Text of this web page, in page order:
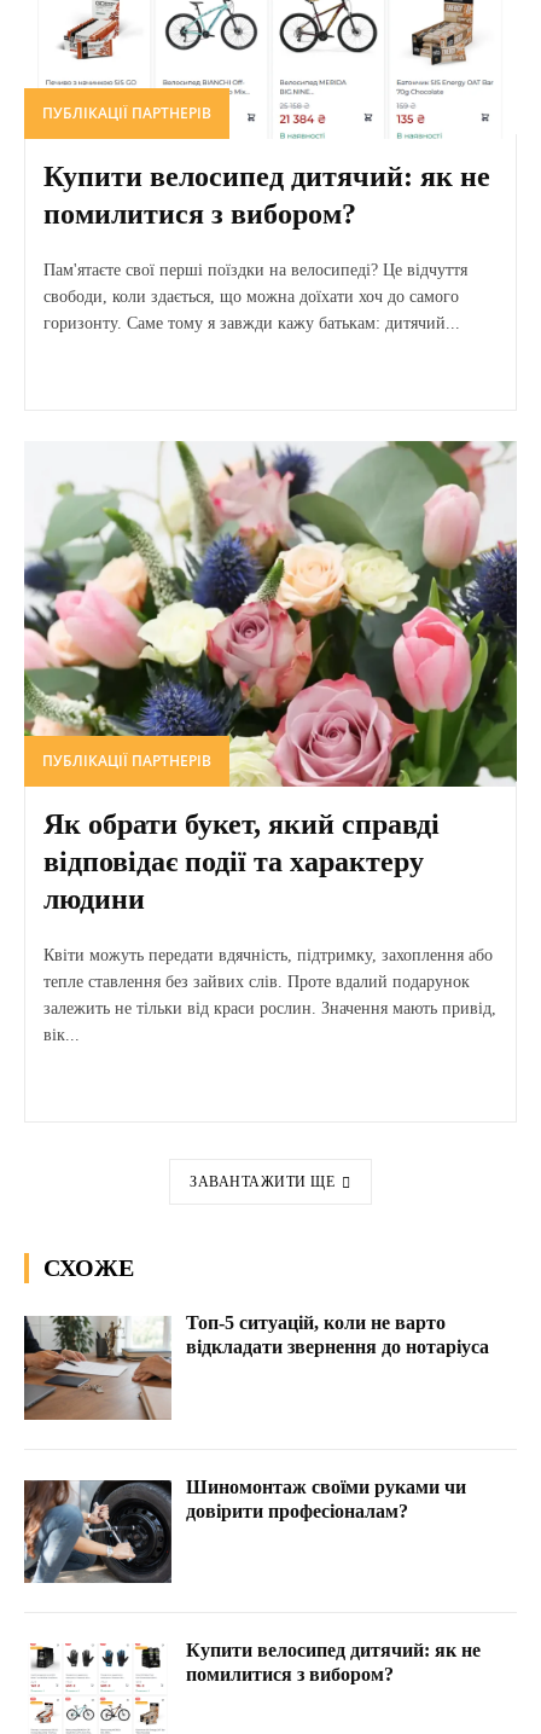
ПУБЛІКАЦІЇ ПАРТНЕРІВ
Купити велосипед дитячий: як не
помилитися з вибором?
Пам'ятаєте свої перші поїздки на велосипеді? Це відчуття
свободи, коли здається, що можна доїхати хоч до самого
горизонту. Саме тому я завжди кажу батькам: дитячий...
ПУБЛІКАЦІЇ ПАРТНЕРІВ
Як обрати букет, який справді
відповідає події та характеру
людини
Квіти можуть передати вдячність, підтримку, захоплення або
тепле ставлення без зайвих слів. Проте вдалий подарунок
залежить не тільки від краси рослин. Значення мають привід,
вік...
ЗАВАНТАЖИТИ ЩЕ
СХОЖЕ
Топ-5 ситуацій, коли не варто
відкладати звернення до нотаріуса
Шиномонтаж своїми руками чи
довірити професіоналам?
Купити велосипед дитячий: як не
помилитися з вибором?